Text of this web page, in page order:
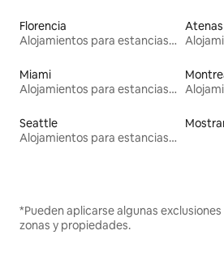
Florencia
Alojamientos para estancias largas
Atenas
Miami
Alojamientos para estancias largas
Seattle
Alojamientos para estancias largas
*Pueden aplicarse algunas
zonas y propiedades.